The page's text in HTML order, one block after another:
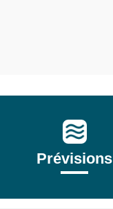
Prévisions